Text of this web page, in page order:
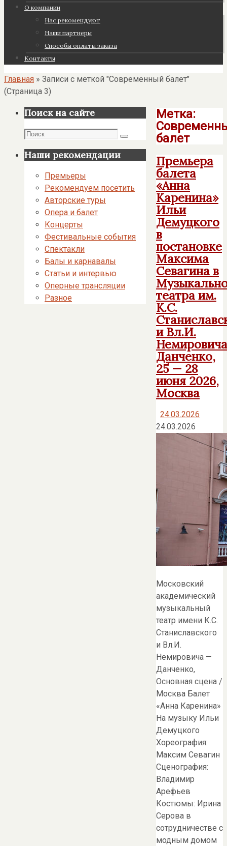
О компании
Нас рекомендуют
Наши партнеры
Cпособы оплаты заказа
Контакты
Главная » Записи с меткой "Современный балет"
(Страница 3)
Метка:
балет
Премьера
балета
«Анна
Каренина»
Ильи
Демуцкого
в
постановке
Максима
Севагина в
театра им.
К.С.
и Вл.И.
Данченко,
25 — 28
июня 2026,
Москва
24.03.2026
24.03.2026
Московский
академический
музыкальный
театр имени К.С.
Станиславского
и Вл.И.
Немировича —
Данченко,
Основная сцена /
Москва Балет
«Анна Каренина»
На музыку Ильи
Демуцкого
Хореография:
Максим Севагин
Сценография:
Владимир
Арефьев
Костюмы: Ирина
Серова в
сотрудничестве с
модным домом
Поиск на сайте
Поиск
Поиск
Наши рекомендации
Премьеры
Рекомендуем посетить
Авторские туры
Опера и балет
Концерты
Фестивальные события
Спектакли
Балы и карнавалы
Статьи и интервью
Оперные трансляции
Разное